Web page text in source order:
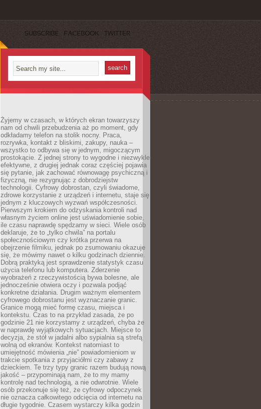
SUBSCRIBE FACEBOOK TWITTER
Żyjemy w czasach, w których ekran towarzyszy
nam od chwili przebudzenia aż po moment, gdy
odkładamy telefon na stolik nocny. Praca,
rozrywka, kontakt z bliskimi, zakupy, nauka –
wszystko to odbywa się w jednym, migoczącym
prostokącie. Z jednej strony to wygodne i niezwykle
efektywne, z drugiej jednak coraz częściej pojawia
się pytanie, jak zachować równowagę psychiczną i
fizyczną, nie rezygnując z dobrodziejstw
technologii. Cyfrowy dobrostan, czyli świadome,
zdrowe korzystanie z urządzeń i internetu, staje się
jednym z kluczowych wyzwań współczesności.
Pierwszym krokiem do odzyskania kontroli nad
własnym życiem online jest uświadomienie sobie,
ile czasu naprawdę spędzamy w sieci. Wiele osób
deklaruje, że to „tylko chwila” na portalu
społecznościowym czy krótka przerwa na
obejrzenie filmiku, jednak po zsumowaniu okazuje
się, że mówimy nawet o kilku godzinach dziennie.
Dobrą praktyką jest sprawdzenie statystyk czasu
użycia telefonu lub komputera. Zderzenie
wyobrażeń z rzeczywistością bywa bolesne, ale
jednocześnie otwiera oczy i pozwala podjąć
konkretne działania. Drugim ważnym elementem
cyfrowego dobrostanu jest wyznaczanie granic.
Granice mogą mieć formę czasu, miejsca i
kontekstu. Czas to na przykład zasada, że po
godzinie 21 nie korzystamy z urządzeń, chyba że
w naprawdę wyjątkowych sytuacjach. Miejsce to
decyzja, że stół w jadalni albo sypialnia są strefą
wolną od ekranów. Kontekst natomiast to
umiejętność mówienia „nie” powiadomieniom w
trakcie spotkania z przyjaciółmi czy zabawy z
dzieckiem. Te trzy typy granic razem budują nową
jakość – przypominają nam, że to my mamy
kontrolę nad technologią, a nie odwrotnie. Wiele
osób przekonuje się też, że cyfrowy odpoczynek
nie oznacza całkowitego odcięcia od internetu na
długie tygodnie. Czasem wystarczy kilka godzin